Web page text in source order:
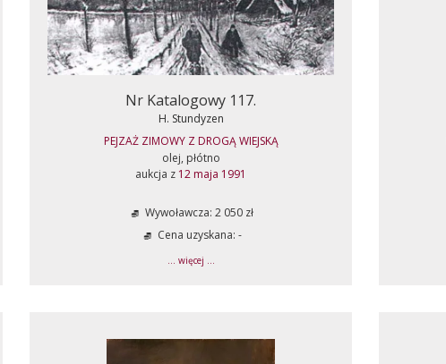
Nr Katalogowy 117.
H. Stundyzen
PEJZAŻ ZIMOWY Z DROGĄ WIEJSKĄ
olej, płótno
aukcja z 12 maja 1991
Wywoławcza: 2 050 zł
Cena uzyskana: -
... więcej ...